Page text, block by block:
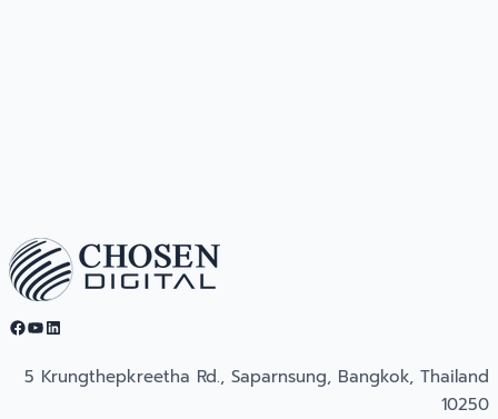
Facebook YouTube LinkedIn
5 Krungthepkreetha Rd., Saparnsung, Bangkok, Thailand
10250